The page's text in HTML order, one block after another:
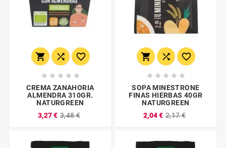
  
    
CREMA ZANAHORIA
ALMENDRA 310GR.
NATURGREEN
3,27 € 3,48 €
  
    
SOPA MINESTRONE
FINAS HIERBAS 40GR
NATURGREEN
2,04 € 2,17 €